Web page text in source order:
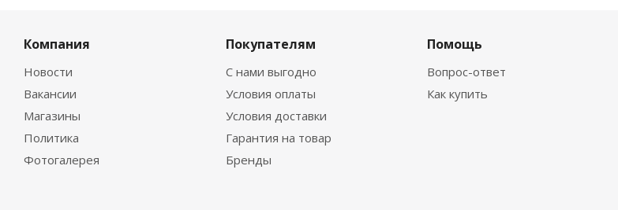
Компания
Новости
Вакансии
Магазины
Политика
Фотогалерея
Покупателям
С нами выгодно
Условия оплаты
Условия доставки
Гарантия на товар
Бренды
Помощь
Вопрос-ответ
Как купить